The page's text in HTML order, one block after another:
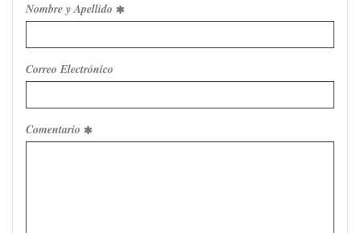
Nombre y Apellido
Correo Electrónico
Comentario